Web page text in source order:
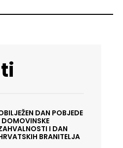
DAN POBJEDE
DOMOVINSKE
I DAN
BRANITELJA